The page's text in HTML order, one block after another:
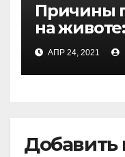
Причины
на
АПР 24, 2021